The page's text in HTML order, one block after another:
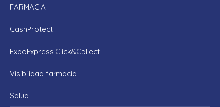
FARMACIA
CashProtect
ExpoExpress Click&Collect
Visibilidad farmacia
Salud